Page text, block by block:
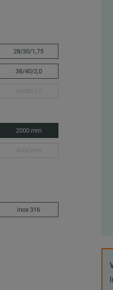
28/30/1,75
38/40/2,0
2000 mm
Inox 316